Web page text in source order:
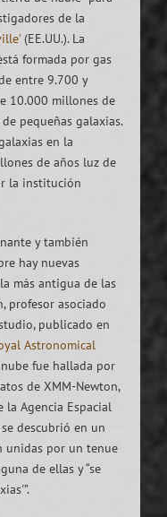
de la
(EE.UU.). La
formada por gas
entre 9.700 y
10.000 millones de
pequeñas galaxias.
en la
de años luz de
la institución
y también
hay nuevas
más antigua de las
profesor asociado
publicado en
Astronomical
fue hallada por
de XMM-Newton,
la Agencia Espacial
descubrió en un
unidas por un tenue
de ellas y “se